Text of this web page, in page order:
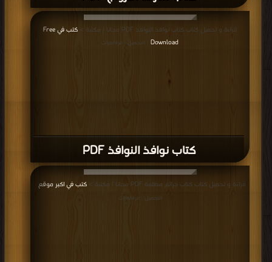
كتاب نوافذ النوافذ PDF
قراءة و تحميل كتاب كتاب نوافذ النوافذ PDF مجانا | مكتبة >
كتب في Free
Download | التحميل : مرة/مرات
قراءة و تحميل كتاب كتاب جرائم مظلمة PDF مجانا | مكتبة > كتب في اكبر موقع
التحميل : مرة/مرات